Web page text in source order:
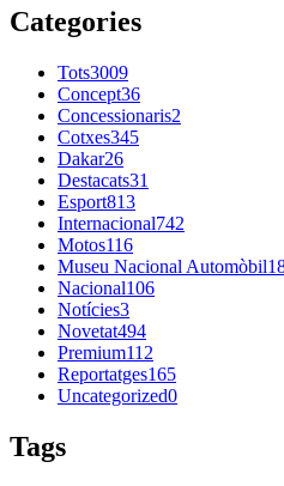
Categories
Tots3009
Concept36
Concessionaris2
Cotxes345
Dakar26
Destacats31
Esport813
Internacional742
Motos116
Museu Nacional Automòbil
Nacional106
Notícies3
Novetat494
Premium112
Reportatges165
Uncategorized0
Tags